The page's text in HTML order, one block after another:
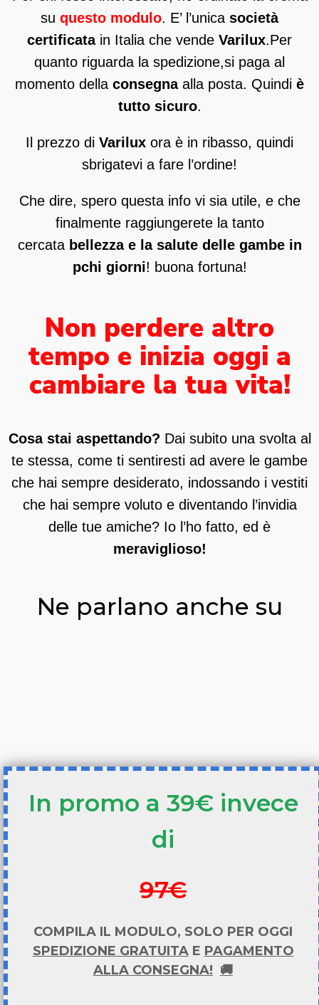
su questo modulo. E’ l’unica società
certificata in Italia che vende Varilux.Per
quanto riguarda la spedizione,si paga al
momento della consegna alla posta. Quindi è
tutto sicuro.
Il prezzo di Varilux ora è in ribasso, quindi
sbrigatevi a fare l’ordine!
Che dire, spero questa info vi sia utile, e che
finalmente raggiungerete la tanto
cercata bellezza e la salute delle gambe in
pchi giorni! buona fortuna!
Non perdere altro
tempo e inizia oggi a
cambiare la tua vita!
Cosa stai aspettando? Dai subito una svolta al
te stessa, come ti sentiresti ad avere le gambe
che hai sempre desiderato, indossando i vestiti
che hai sempre voluto e diventando l’invidia
delle tue amiche? Io l’ho fatto, ed è
meraviglioso!
Ne parlano anche su
In promo a 39€ invece
di
97€
COMPILA IL MODULO, SOLO PER OGGI
SPEDIZIONE GRATUITAE PAGAMENTO
ALLA CONSEGNA! 🚚